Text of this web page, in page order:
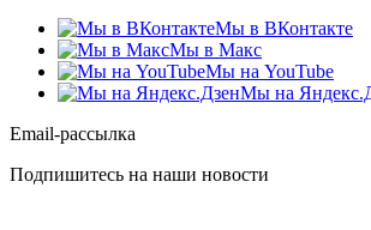
Мы в ВКонтакте
Мы в Макс
Мы на YouTube
Мы на
Email-рассылка
Подпишитесь на наши новости